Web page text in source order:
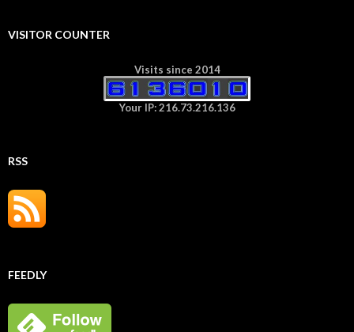
VISITOR COUNTER
Visits since 2014
Your IP: 216.73.216.136
RSS
FEEDLY